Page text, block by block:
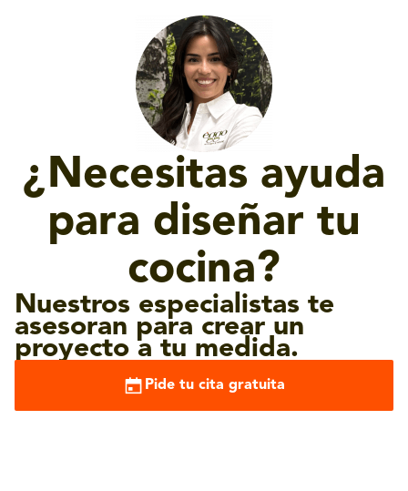
¿Necesitas ayuda
para diseñar tu
cocina?
Nuestros especialistas te
asesoran para crear un
proyecto a tu medida.
Pide tu cita gratuita